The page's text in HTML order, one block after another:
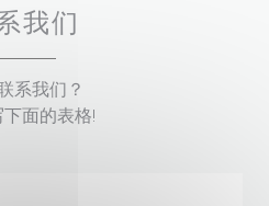
我们
系我们？
面的表格!